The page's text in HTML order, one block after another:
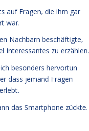
auf Fragen, die ihm gar
war.
Nachbarn beschäftigte,
Interessantes zu erzählen.
besonders hervortun
dass jemand Fragen
das Smartphone zückte.